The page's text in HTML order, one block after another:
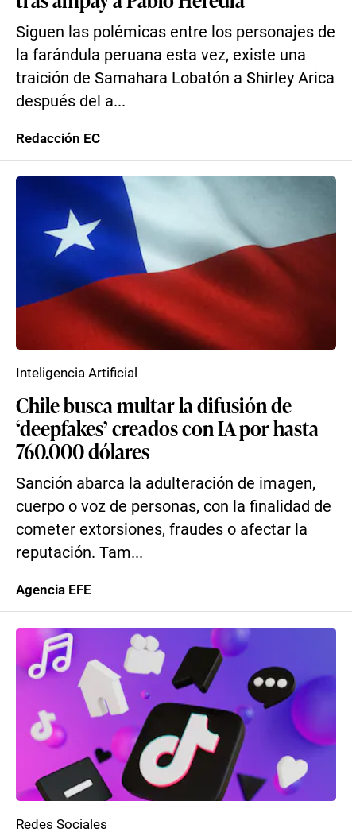
Siguen las polémicas entre los personajes de
la farándula peruana esta vez, existe una
traición de Samahara Lobatón a Shirley Arica
después del a...
Redacción EC
Chile busca multar la difusión de
‘deepfakes’ creados con IA por hasta
760.000 dólares
Sanción abarca la adulteración de imagen,
cuerpo o voz de personas, con la finalidad de
cometer extorsiones, fraudes o afectar la
reputación. Tam...
Inteligencia Artificial
Agencia EFE
Redes Sociales